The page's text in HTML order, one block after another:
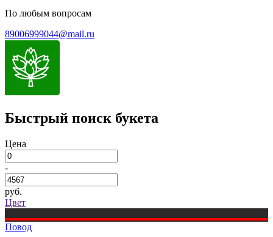
По любым вопросам
89006999044@mail.ru
Быстрый поиск букета
Цена
-
руб.
Цвет
Повод